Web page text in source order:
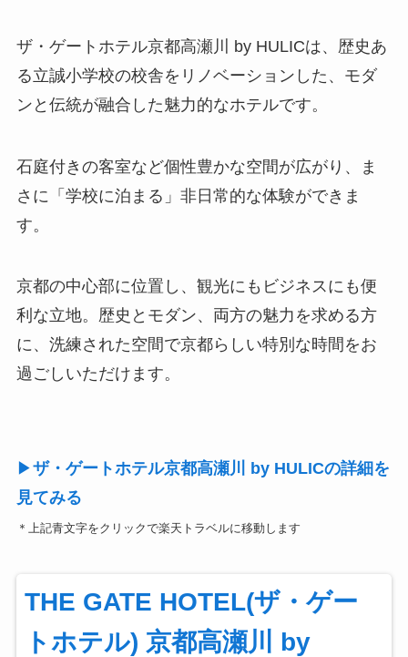
ザ・ゲートホテル京都高瀬川 by HULICは、歴史あ
る立誠小学校の校舎をリノベーションした、モダ
ンと伝統が融合した魅力的なホテルです。
石庭付きの客室など個性豊かな空間が広がり、ま
さに「学校に泊まる」非日常的な体験ができま
す。
京都の中心部に位置し、観光にもビジネスにも便
利な立地。歴史とモダン、両方の魅力を求める方
に、洗練された空間で京都らしい特別な時間をお
過ごしいただけます。
▶ザ・ゲートホテル京都高瀬川 by HULICの詳細を
見てみる
＊上記青文字をクリックで楽天トラベルに移動します
THE GATE HOTEL(ザ・ゲー
トホテル) 京都高瀬川 by